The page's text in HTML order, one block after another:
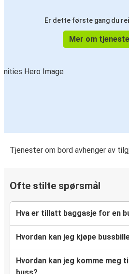
Er dette første gang du
Mer om
Tjenester om bord avhenger av
Ofte stilte spørsmål
Hva er tillatt baggasje for en
Hvordan kan jeg kjøpe
Hvordan kan jeg komme meg
buss?